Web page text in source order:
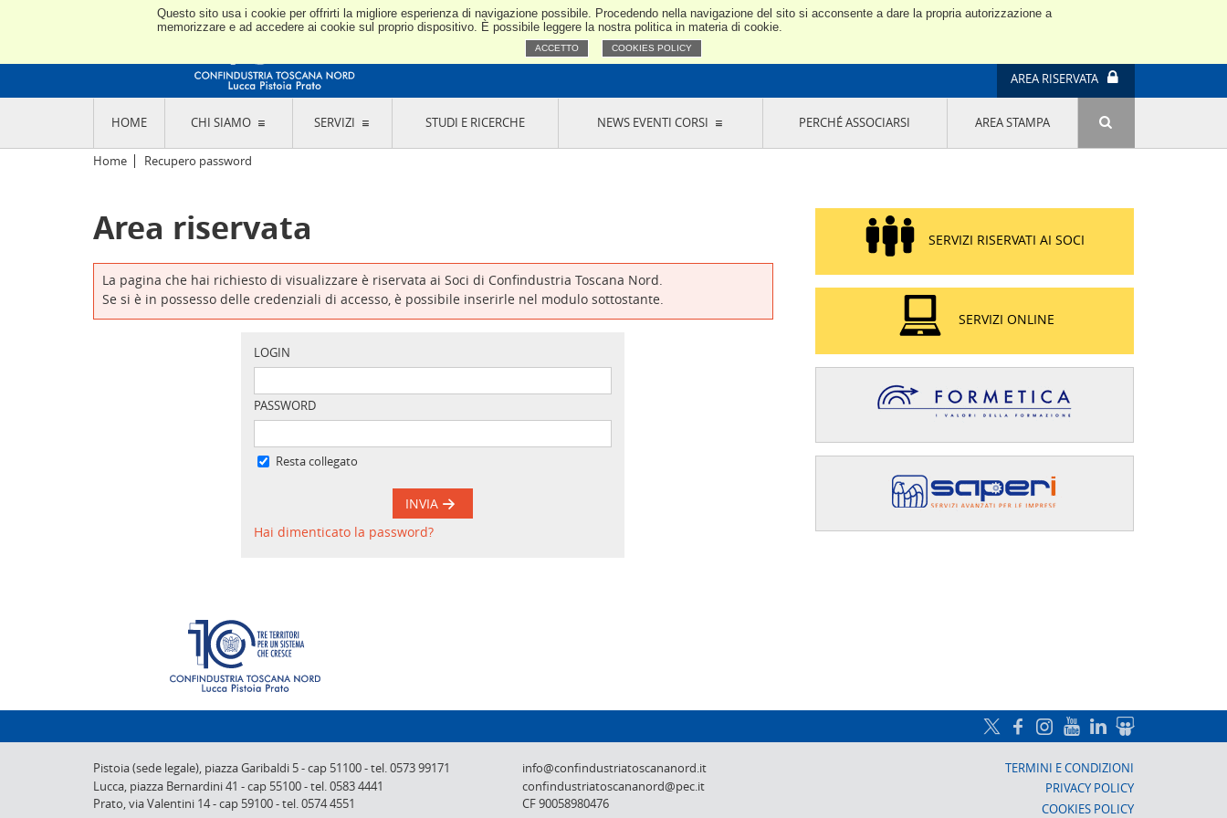
Questo sito usa i cookie per offrirti la migliore esperienza di navigazione possibile. Procedendo nella navigazione del sito si acconsente a dare la propria autorizzazione a
memorizzare e ad accedere ai cookie sul proprio dispositivo. È possibile leggere la nostra politica in materia di cookie.
ACCETTO COOKIES POLICY
Confindustria Toscana Nord
AREA RISERVATA
HOME CHI SIAMO
L'ASSOCIAZIONE
CODICE ETICO E DEI VALORI ASSOCIATIVI
TRASPARENZA CONTRIBUTI PUBBLICI
L'INDUSTRIA E IL TERRITORIO DI LUCCA,
PISTOIA E PRATO
SEDI E CONTATTI
ABOUT US
DESIGNAZIONE
ORGANI DI CONTROLLO
COMITATO PICCOLA
INDUSTRIA
GRUPPI DI ACQUISTO
EDIZIONE
PROGETTO LU.ME.
IL MANAGER DELLA SOSTENIBILITÀ NEL
DISTRETTO TESSILE PRATESE
GRUPPO IMPRENDITORIA FEMMINILE
SOSTENIBILITÀ
SERVIZI STUDI E RICERCHE NEWS EVENTI CORSI PERCHÉ ASSOCIARSI AREA STAMPA
Home Recupero password
Area riservata
La pagina che hai richiesto di visualizzare è riservata ai Soci di Confindustria Toscana Nord.
Se si è in possesso delle credenziali di accesso, è possibile inserirle nel modulo sottostante.
LOGIN
PASSWORD
Resta collegato
INVIA
Hai dimenticato la password?
SERVIZI RISERVATI AI SOCI
SERVIZI ONLINE
Pistoia (sede legale), piazza Garibaldi 5-cap 51100-tel. 0573 99171
Lucca, piazza Bernardini 41 -cap 55100-tel. 0583 4441
Prato,via Valentini 14-cap 59100-tel. 0574 4551
info@confindustriatoscananord.it
confindustriatoscananord@pec.it
CF 90058980476
TERMINI E CONDIZIONI
PRIVACY POLICY
COOKIES POLICY